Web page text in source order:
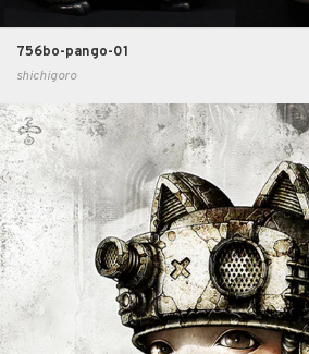
756bo-pango-01
shichigoro